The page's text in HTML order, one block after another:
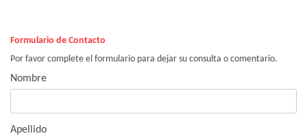
Formulario de Contacto
Por favor complete el formulario para dejar su consulta o comentario.
Nombre
Apellido